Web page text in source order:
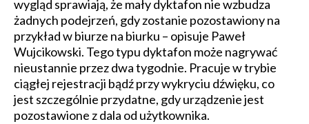
wygląd sprawiają, że mały dyktafon nie wzbudza
żadnych podejrzeń, gdy zostanie pozostawiony na
przykład w biurze na biurku – opisuje Paweł
Wujcikowski. Tego typu dyktafon może nagrywać
nieustannie przez dwa tygodnie. Pracuje w trybie
ciągłej rejestracji bądź przy wykryciu dźwięku, co
jest szczególnie przydatne, gdy urządzenie jest
pozostawione z dala od użytkownika.